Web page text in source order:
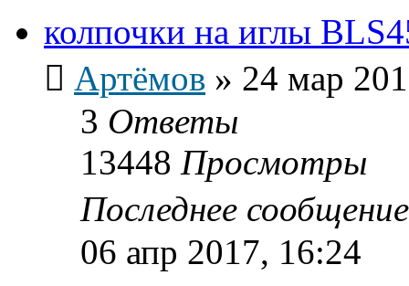
колпочки на иглы
Артёмов » 24 мар
3 Ответы
13448 Просмотры
Последнее
06 апр 2017, 16:24